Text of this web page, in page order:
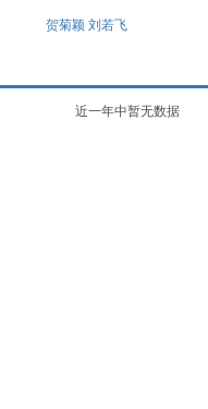
贺菊颖刘若飞
近一年中暂无数据